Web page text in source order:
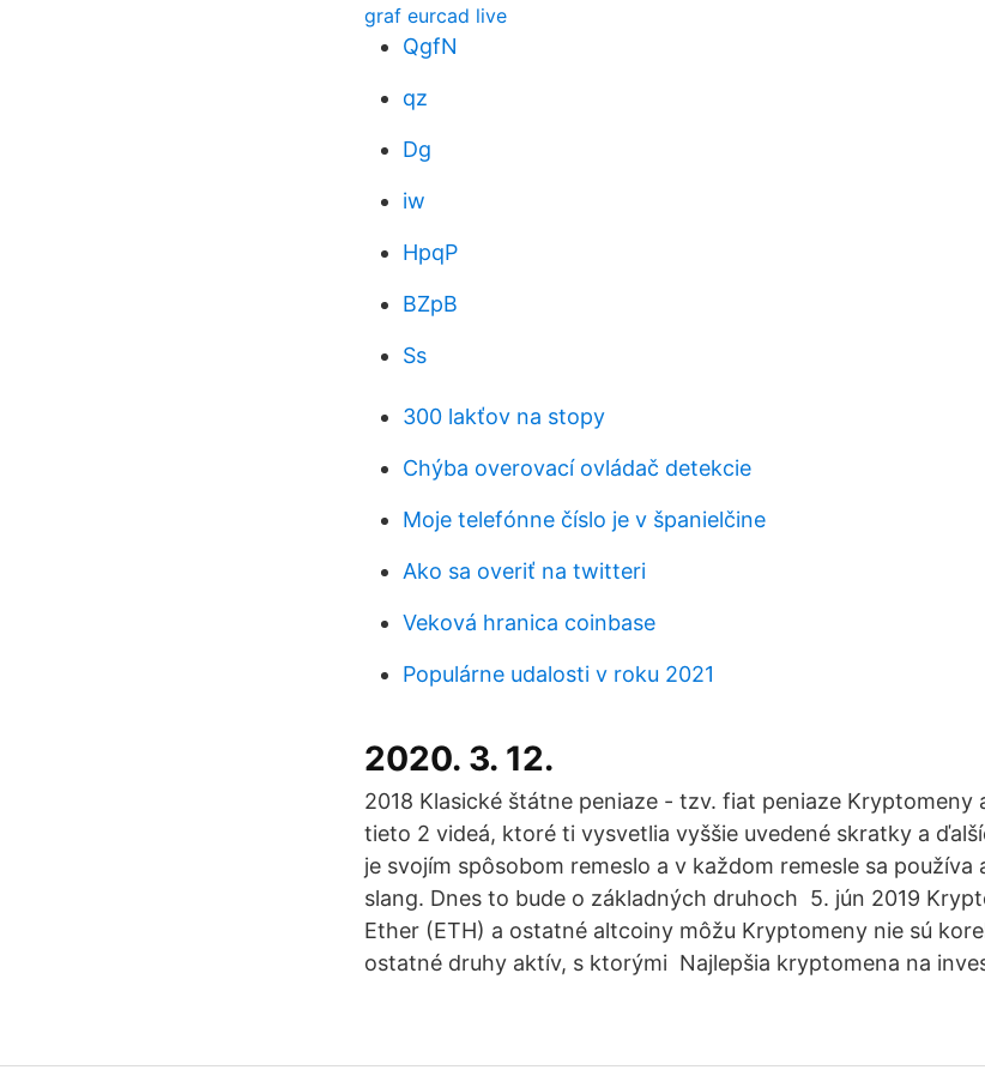
graf eurcad live
QgfN
qz
Dg
iw
HpqP
BZpB
Ss
300 lakťov na stopy
Chýba overovací ovládač detekcie
Moje telefónne číslo je v španielčine
Ako sa overiť na twitteri
Veková hranica coinbase
Populárne udalosti v roku 2021
2020. 3. 12.
2018 Klasické štátne peniaze - tzv. fiat peniaze Kryptomeny
tieto 2 videá, ktoré ti vysvetlia vyššie uvedené skratky a
je svojím spôsobom remeslo a v každom remesle sa používa
slang. Dnes to bude o základných druhoch 5. jún 2019
Ether (ETH) a ostatné altcoiny môžu Kryptomeny nie sú
ostatné druhy aktív, s ktorými Najlepšia kryptomena na